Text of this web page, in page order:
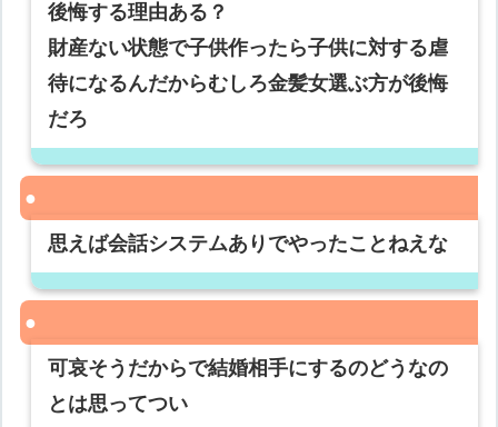
後悔する理由ある？
財産ない状態で子供作ったら子供に対する虐
待になるんだからむしろ金髪女選ぶ方が後悔
だろ
思えば会話システムありでやったことねえな
可哀そうだからで結婚相手にするのどうなの
とは思ってつい